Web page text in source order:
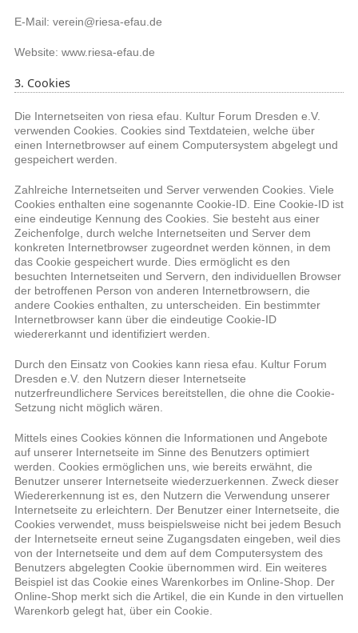
E-Mail: verein@riesa-efau.de
Website: www.riesa-efau.de
3. Cookies
Die Internetseiten von riesa efau. Kultur Forum Dresden e.V.
verwenden Cookies. Cookies sind Textdateien, welche über
einen Internetbrowser auf einem Computersystem abgelegt und
gespeichert werden.
Zahlreiche Internetseiten und Server verwenden Cookies. Viele
Cookies enthalten eine sogenannte Cookie-ID. Eine Cookie-ID ist
eine eindeutige Kennung des Cookies. Sie besteht aus einer
Zeichenfolge, durch welche Internetseiten und Server dem
konkreten Internetbrowser zugeordnet werden können, in dem
das Cookie gespeichert wurde. Dies ermöglicht es den
besuchten Internetseiten und Servern, den individuellen Browser
der betroffenen Person von anderen Internetbrowsern, die
andere Cookies enthalten, zu unterscheiden. Ein bestimmter
Internetbrowser kann über die eindeutige Cookie-ID
wiedererkannt und identifiziert werden.
Durch den Einsatz von Cookies kann riesa efau. Kultur Forum
Dresden e.V. den Nutzern dieser Internetseite
nutzerfreundlichere Services bereitstellen, die ohne die Cookie-
Setzung nicht möglich wären.
Mittels eines Cookies können die Informationen und Angebote
auf unserer Internetseite im Sinne des Benutzers optimiert
werden. Cookies ermöglichen uns, wie bereits erwähnt, die
Benutzer unserer Internetseite wiederzuerkennen. Zweck dieser
Wiedererkennung ist es, den Nutzern die Verwendung unserer
Internetseite zu erleichtern. Der Benutzer einer Internetseite, die
Cookies verwendet, muss beispielsweise nicht bei jedem Besuch
der Internetseite erneut seine Zugangsdaten eingeben, weil dies
von der Internetseite und dem auf dem Computersystem des
Benutzers abgelegten Cookie übernommen wird. Ein weiteres
Beispiel ist das Cookie eines Warenkorbes im Online-Shop. Der
Online-Shop merkt sich die Artikel, die ein Kunde in den virtuellen
Warenkorb gelegt hat, über ein Cookie.